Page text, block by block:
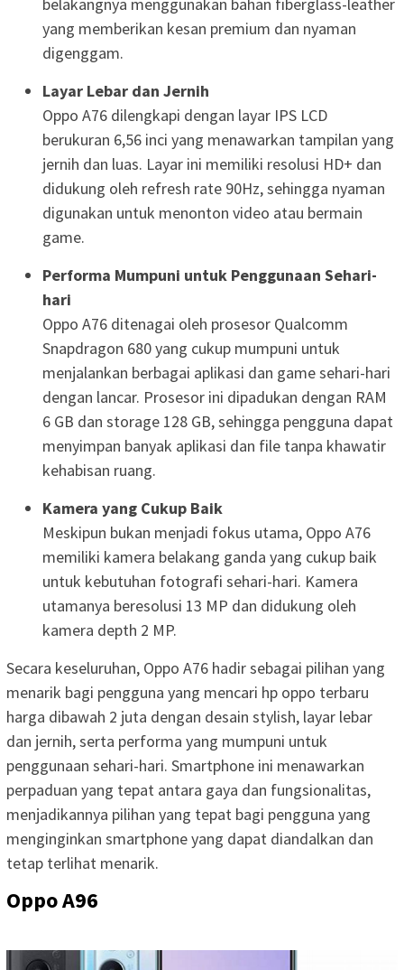
yang memberikan kesan premium dan nyaman
digenggam.
Layar Lebar dan Jernih
Oppo A76 dilengkapi dengan layar IPS LCD
berukuran 6,56 inci yang menawarkan tampilan yang
jernih dan luas. Layar ini memiliki resolusi HD+ dan
didukung oleh refresh rate 90Hz, sehingga nyaman
digunakan untuk menonton video atau bermain
game.
Performa Mumpuni untuk Penggunaan Sehari-
hari
Oppo A76 ditenagai oleh prosesor Qualcomm
Snapdragon 680 yang cukup mumpuni untuk
menjalankan berbagai aplikasi dan game sehari-hari
dengan lancar. Prosesor ini dipadukan dengan RAM
6 GB dan storage 128 GB, sehingga pengguna dapat
menyimpan banyak aplikasi dan file tanpa khawatir
kehabisan ruang.
Kamera yang Cukup Baik
Meskipun bukan menjadi fokus utama, Oppo A76
memiliki kamera belakang ganda yang cukup baik
untuk kebutuhan fotografi sehari-hari. Kamera
utamanya beresolusi 13 MP dan didukung oleh
kamera depth 2 MP.
Secara keseluruhan, Oppo A76 hadir sebagai pilihan yang
menarik bagi pengguna yang mencari hp oppo terbaru
harga dibawah 2 juta dengan desain stylish, layar lebar
dan jernih, serta performa yang mumpuni untuk
penggunaan sehari-hari. Smartphone ini menawarkan
perpaduan yang tepat antara gaya dan fungsionalitas,
menjadikannya pilihan yang tepat bagi pengguna yang
menginginkan smartphone yang dapat diandalkan dan
tetap terlihat menarik.
Oppo A96